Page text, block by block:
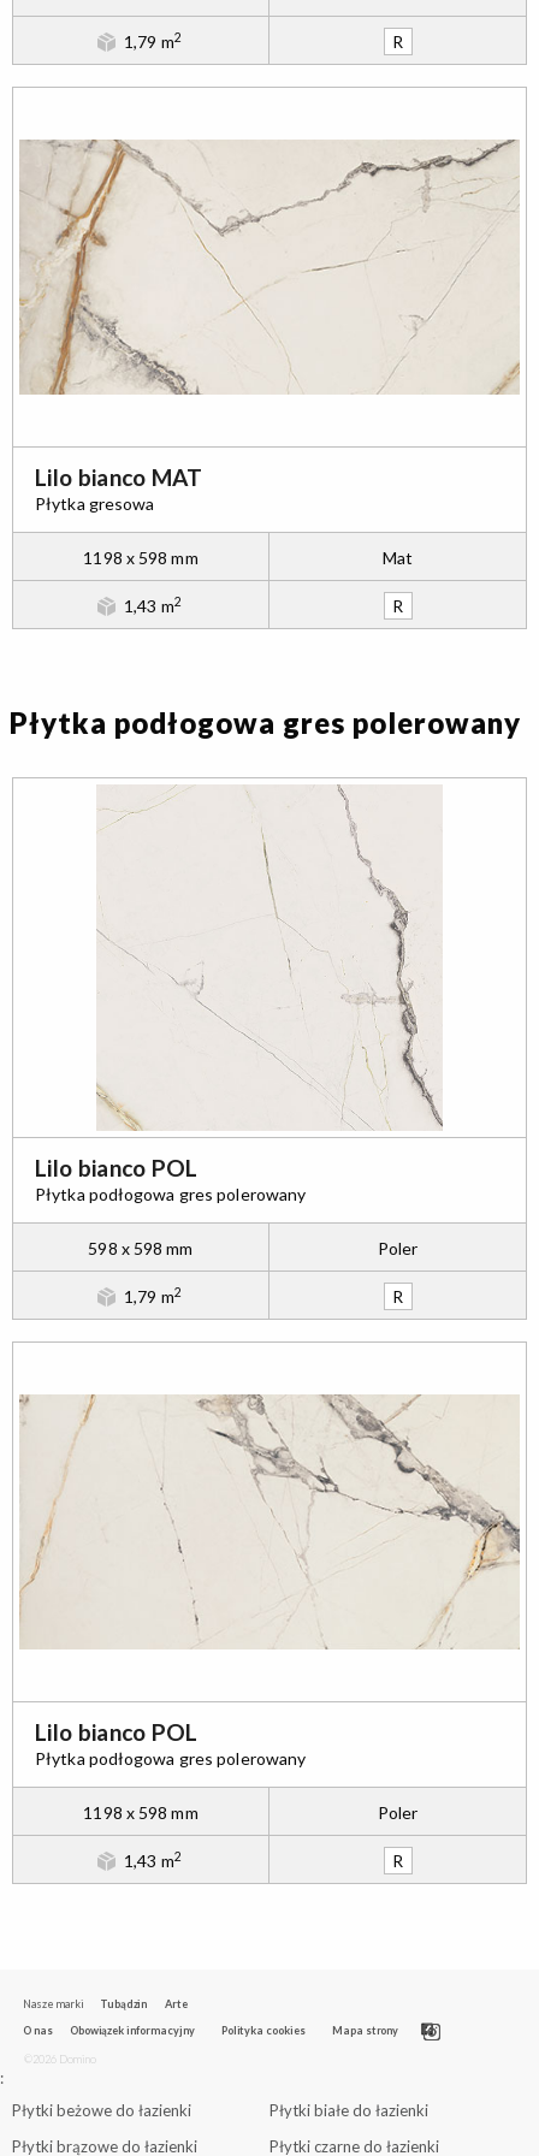
1,79 m2 R
Lilo bianco MAT
Płytka gresowa
1198 x 598 mm Mat
1,43 m2 R
Płytka podłogowa gres polerowany
Lilo bianco POL
Płytka podłogowa gres polerowany
598 x 598 mm Poler
1,79 m2 R
Lilo bianco POL
Płytka podłogowa gres polerowany
1198 x 598 mm Poler
1,43 m2 R
Nasze marki Tubądzin
Arte
O nas
Obowiązek informacyjny Polityka cookies Mapa strony
©2026 Domino
:
Płytki beżowe do łazienki
Płytki białe do łazienki
Płytki brązowe do łazienki
Płytki czarne do łazienki